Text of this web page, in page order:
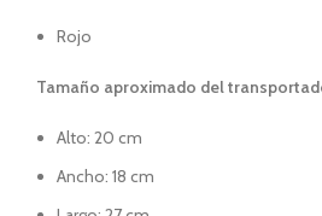
Rojo
Tamaño aproximado del
Alto: 20 cm
Ancho: 18 cm